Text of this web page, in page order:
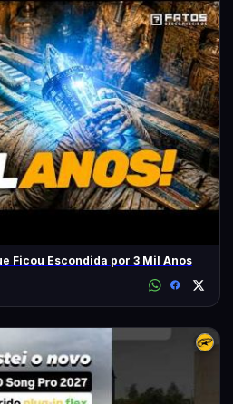
Ficou Escondida por 3 Mil Anos